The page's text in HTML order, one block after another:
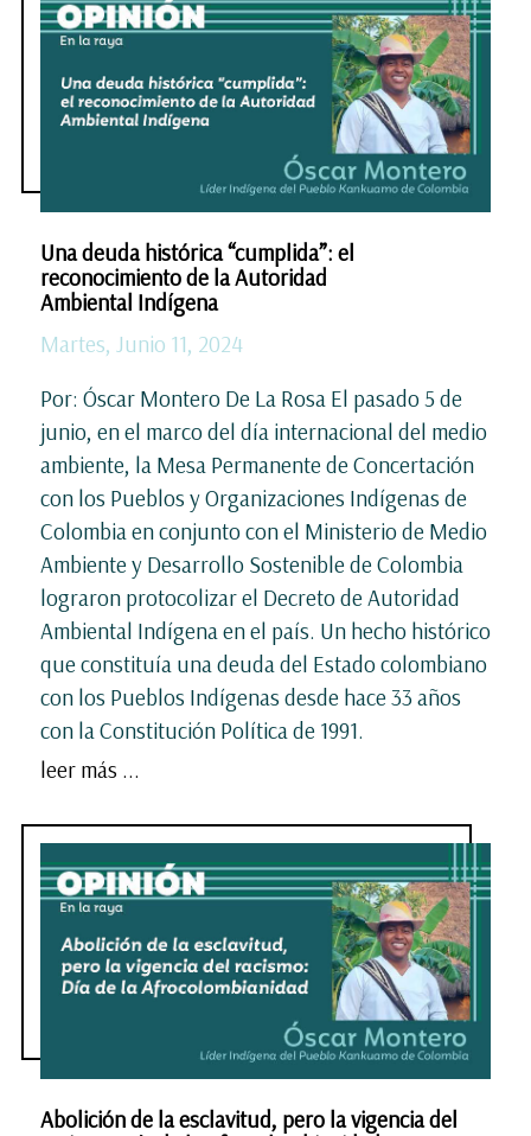
Una deuda histórica “cumplida”: el
reconocimiento de la Autoridad
Ambiental Indígena
Martes, Junio 11, 2024
Por: Óscar Montero De La Rosa El pasado 5 de
junio, en el marco del día internacional del medio
ambiente, la Mesa Permanente de Concertación
con los Pueblos y Organizaciones Indígenas de
Colombia en conjunto con el Ministerio de Medio
Ambiente y Desarrollo Sostenible de Colombia
lograron protocolizar el Decreto de Autoridad
Ambiental Indígena en el país. Un hecho histórico
que constituía una deuda del Estado colombiano
con los Pueblos Indígenas desde hace 33 años
con la Constitución Política de 1991.
leer más ...
Abolición de la esclavitud, pero la vigencia del